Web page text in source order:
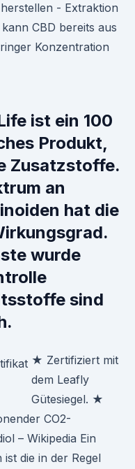
- Extraktion
CBD bereits aus
Konzentration
ist ein 100
Produkt,
Zusatzstoffe.
an
hat die
wurde
sind
★ Zertifiziert mit
dem Leafly
Gütesiegel. ★
CO2-
– Wikipedia Ein
die in der Regel